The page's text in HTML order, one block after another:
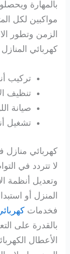
بالمهارة
مواكبين لكل
الزمن وتطور
كهربائي
تركيب
تنظيف
صيانة
تشغيل
كهربائي
لا تتردد في
وتعديل أنظمة
المنزل أو
فخدمات
بالقدرة على
الأعطال